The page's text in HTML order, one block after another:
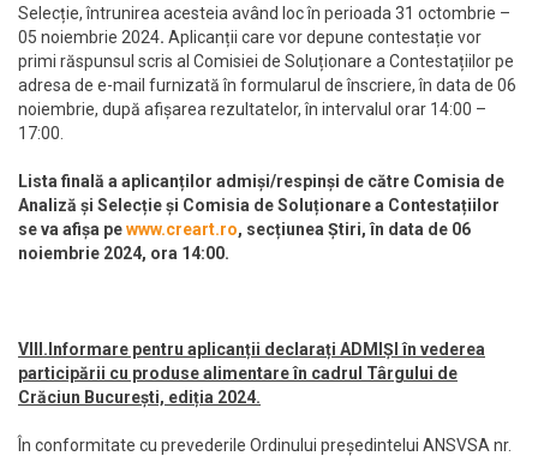
Selecție, întrunirea acesteia având loc în perioada 31 octombrie –
05 noiembrie 2024. Aplicanții care vor depune contestație vor
primi răspunsul scris al Comisiei de Soluționare a Contestațiilor pe
adresa de e-mail furnizată în formularul de înscriere, în data de 06
noiembrie, după afișarea rezultatelor, în intervalul orar 14:00 –
17:00.
Lista finală a aplicanților admiși/respinși de către Comisia de
Analiză și Selecție și Comisia de Soluționare a Contestațiilor
se va afișa pewww.creart.ro, secțiunea Știri, în data de 06
noiembrie 2024, ora 14:00.
VIII.Informare pentru aplicanții declarați ADMIȘI în vederea
participării cu produse alimentare în cadrul Târgului de
Crăciun București, ediția 2024.
În conformitate cu prevederile Ordinului președintelui ANSVSA nr.